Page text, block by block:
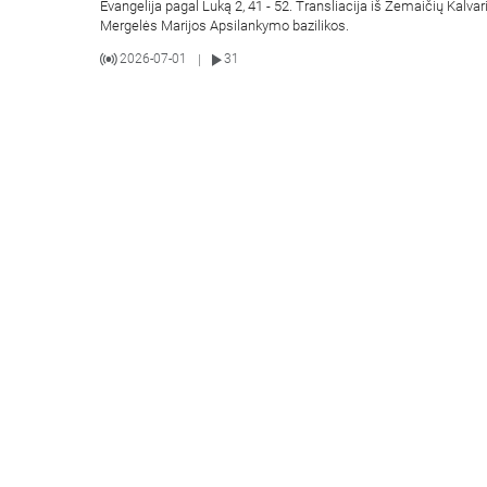
Evangelija pagal Luką 2, 41 - 52. Transliacija iš Žemaičių
Mergelės Marijos Apsilankymo bazilikos.
2026-07-01 31